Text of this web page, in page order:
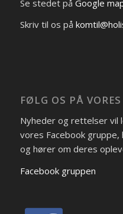
Se stedet på Google
Skriv til os på
FØLG OS PÅ
Nyheder og rettelser vil
vores Facebook gruppe,
og hører om deres
Facebook gruppen